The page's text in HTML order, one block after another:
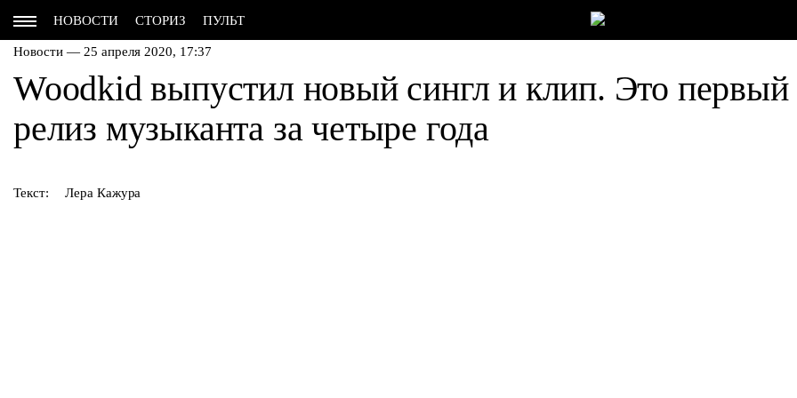
НОВОСТИ СТОРИЗ ПУЛЬТ
Новости — 25 апреля 2020, 17:37
Woodkid выпустил новый сингл и клип. Это первый
релиз музыканта за четыре года
Текст: Лера Кажура